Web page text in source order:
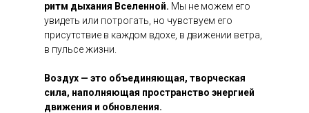
ритм дыхания Вселенной. Мы не можем его
увидеть или потрогать, но чувствуем его
присутствие в каждом вдохе, в движении ветра,
в пульсе жизни.
Воздух — это объединяющая, творческая
сила, наполняющая пространство энергией
движения и обновления.